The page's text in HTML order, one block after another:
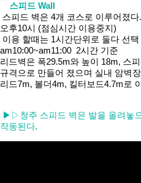
스피드 Wall
스피드 벽은 4개 코스로 이루어졌
오후10시 (점심시간 이용중지)
이용 할때는 1시간단위로 둘다 선
am10:00~am11:00 2시간 기준
리드벽은 폭29.5m와 높이 18m, 스
규격으로 만들어 졌으며 실내 암벽
리드7m, 볼더4m, 킬터보드4.7m로
▶▷청주 스피드 벽은 발을 올려놓
작동된다.